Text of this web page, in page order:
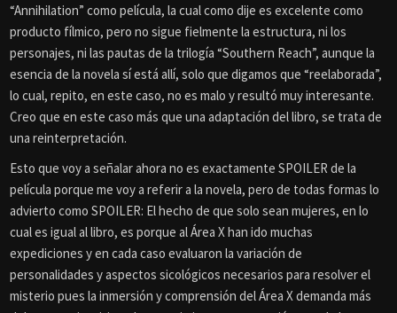
“Annihilation” como película, la cual como dije es excelente como
producto fílmico, pero no sigue fielmente la estructura, ni los
personajes, ni las pautas de la trilogía “Southern Reach”, aunque la
esencia de la novela sí está allí, solo que digamos que “reelaborada”,
lo cual, repito, en este caso, no es malo y resultó muy interesante.
Creo que en este caso más que una adaptación del libro, se trata de
una reinterpretación.
Esto que voy a señalar ahora no es exactamente SPOILER de la
película porque me voy a referir a la novela, pero de todas formas lo
advierto como SPOILER: El hecho de que solo sean mujeres, en lo
cual es igual al libro, es porque al Área X han ido muchas
expediciones y en cada caso evaluaron la variación de
personalidades y aspectos sicológicos necesarios para resolver el
misterio pues la inmersión y comprensión del Área X demanda más